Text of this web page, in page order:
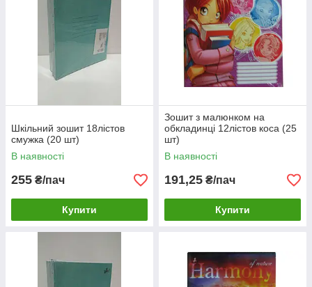
Шкільний зошит 18лістов
смужка (20 шт)
В наявності
255 ₴/пач
Купити
Зошит з малюнком на
обкладинці 12лістов коса (25
шт)
В наявності
191,25 ₴/пач
Купити